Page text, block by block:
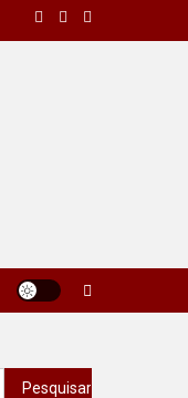
Pesquisar